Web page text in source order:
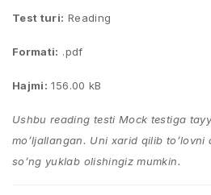
Test turi: Reading
Formati: .pdf
Hajmi: 156.00 kB
Ushbu reading testi Mock testiga
mo’ljallangan. Uni xarid qilib
so’ng yuklab olishingiz mumkin.